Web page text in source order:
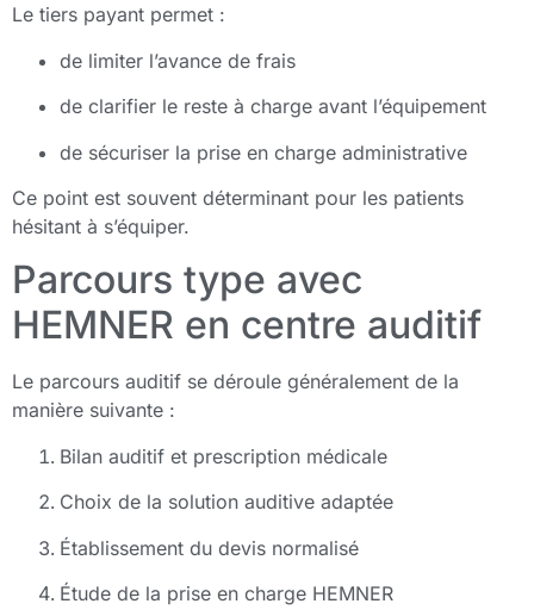
Le tiers payant permet :
de limiter l’avance de frais
de clarifier le reste à charge avant l’équipement
de sécuriser la prise en charge administrative
Ce point est souvent déterminant pour les patients
hésitant à s’équiper.
Parcours type avec
HEMNER en centre auditif
Le parcours auditif se déroule généralement de la
manière suivante :
Bilan auditif et prescription médicale
Choix de la solution auditive adaptée
Établissement du devis normalisé
Étude de la prise en charge HEMNER